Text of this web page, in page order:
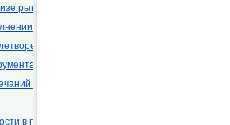
рынка
бюджета
клиента
по проекту
в персонале